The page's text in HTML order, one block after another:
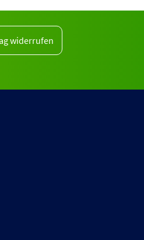
widerrufen